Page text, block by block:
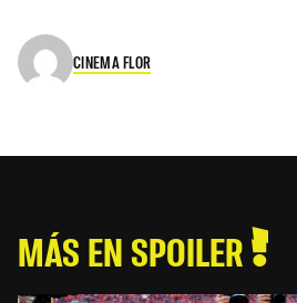
CINEMA FLOR
MÁS EN SPOILER